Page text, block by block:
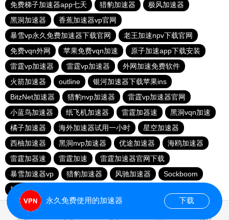
免费梯子加速器app七天
猎豹加速器
极风加速器
黑洞加速器
香蕉加速器vp官网
暴雪vp永久免费加速器下载官网
老王加速npv下载官网
免费vqn外网
苹果免费vqn加速
原子加速app下载安装
雷霆vp加速器
雷霆vp加速器
外网加速免费软件
火箭加速器
outline
银河加速器下载苹果ins
BitzNet加速器
猎豹nvp加速器
雷霆vp加速器官网
小蓝鸟加速器
纸飞机加速器 雷霆加器速
黑洞vqn加速
橘子加速器
海外加速器试用一小时
星空加速器
西柚加速器
黑洞nvp加速器 优途加速器
海鸥加速器
雷霆加器速
雷霆加速
雷霆加速器官网下载
暴雪加速器vp
猎豹加速器 风驰加速器
Sockboom
旋风加速度器
永久免费使用的加速器 下载